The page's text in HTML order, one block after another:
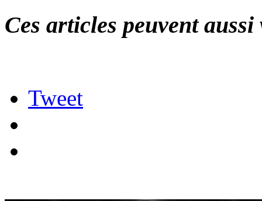
Ces articles peuvent
Tweet